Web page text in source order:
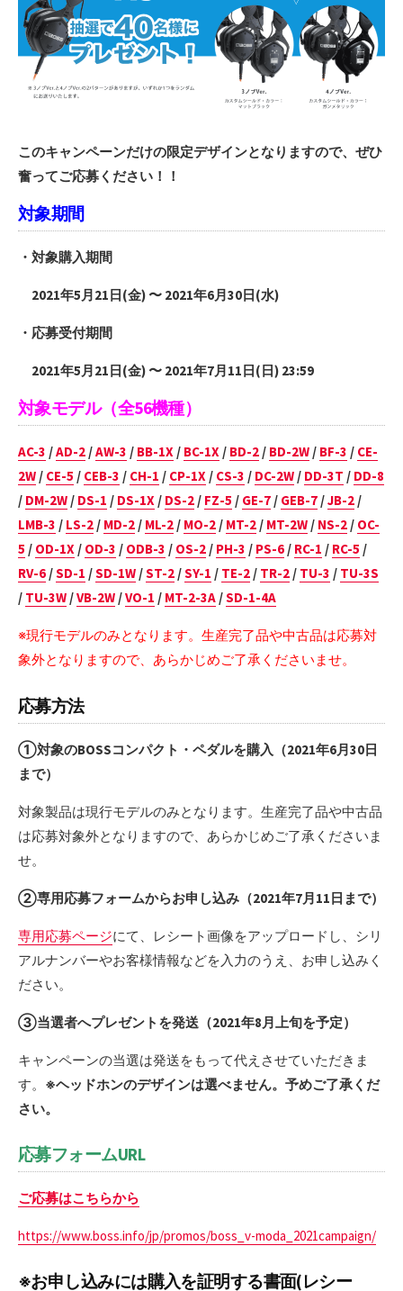
このキャンペーンだけの限定デザインとなりますので、ぜひ
奮ってご応募ください！！
対象期間
・対象購入期間
2021年5月 21 日(金) 〜 2021年6月 30 日(水)
・応募受付期間
2021年5月 21 日(金) 〜 2021年7月 11 日(日) 23:59
対象モデル（全56機種）
AC-3 /AD-2 /AW-3 / BB-1X / BC-1X / BD-2 / BD-2W / BF-3 / CE-
2W / CE-5 / CEB-3 / CH-1 / CP-1X / CS-3 / DC-2W / DD-3T / DD-8
/ DM-2W / DS-1 / DS-1X / DS-2 / FZ-5 / GE-7 / GEB-7 /JB-2 /
LMB-3 / LS-2 / MD-2 / ML-2 / MO-2 / MT-2 / MT-2W / NS-2 / OC-
5 / OD-1X / OD-3 / ODB-3 / OS-2 / PH-3 / PS-6 / RC-1 / RC-5 /
RV-6 /SD-1 /SD-1W /ST-2 /SY-1 / TE-2 / TR-2 / TU-3 / TU-3S
/ TU-3W /VB-2W /VO-1 / MT-2-3A /SD-1-4A
※現行モデルのみとなります。生産完了品や中古品は応募対
象外となりますので、あらかじめご了承くださいませ。
応募方法
①対象のBOSSコンパクト・ペダルを購入（2021年6月30日
まで）
対象製品は現行モデルのみとなります。生産完了品や中古品
は応募対象外となりますので、あらかじめご了承くださいま
せ。
②専用応募フォームからお申し込み（2021年7月11日まで）
専用応募ページにて、レシート画像をアップロードし、シリ
アルナンバーやお客様情報などを入力のうえ、お申し込みく
ださい。
③当選者へプレゼントを発送（2021年8月上旬を予定）
キャンペーンの当選は発送をもって代えさせていただきま
す。 ※ヘッドホンのデザインは選べません。予めご了承くだ
さい。
応募フォームURL
ご応募はこちらから
https://www.boss.info/jp/promos/boss_v-moda_2021campaign/
※お申し込みには購入を証明する書面(レシー